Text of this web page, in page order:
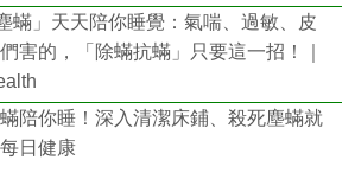
蟎」天天陪你睡覺：氣喘、過敏、皮
害的，「除蟎抗蟎」只要這一招！｜
陪你睡！深入清潔床鋪、殺死塵蟎就
日健康